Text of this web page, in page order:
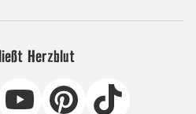
Herzblut